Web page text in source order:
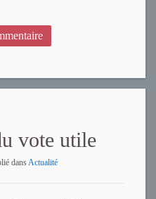
vote utile
dansActualité